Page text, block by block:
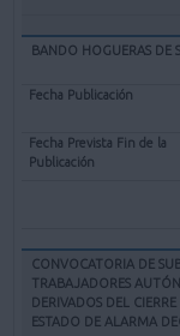
BANDO HOGUERAS DE
CONVOCATORIA DE
TRABAJADORES
DERIVADOS DEL
ESTADO DE ALARMA